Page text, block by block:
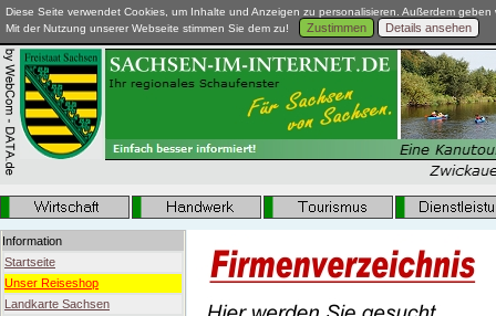
Diese Seite verwendet Cookies, um Inhalte und Anzeigen zu personalisieren. Außerdem
Mit der Nutzung unserer Webseite stimmen Sie dem zu!
Zustimmen Details ansehen
Information
Startseite
Unser Reiseshop
Landkarte Sachsen